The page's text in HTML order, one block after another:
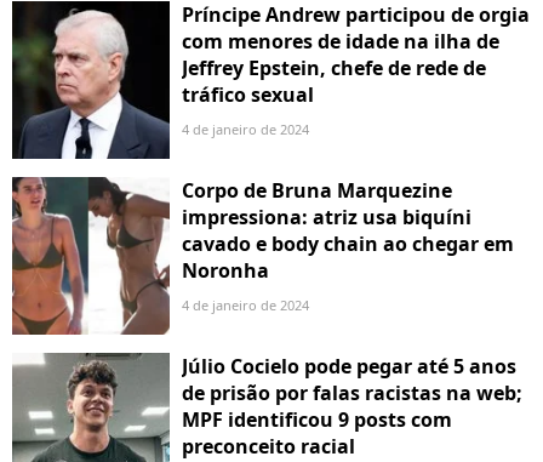
Príncipe Andrew participou de orgia
com menores de idade na ilha de
Jeffrey Epstein, chefe de rede de
tráfico sexual
4 de janeiro de 2024
Corpo de Bruna Marquezine
impressiona: atriz usa biquíni
cavado e body chain ao chegar em
Noronha
4 de janeiro de 2024
Júlio Cocielo pode pegar até 5 anos
de prisão por falas racistas na web;
MPF identificou 9 posts com
preconceito racial